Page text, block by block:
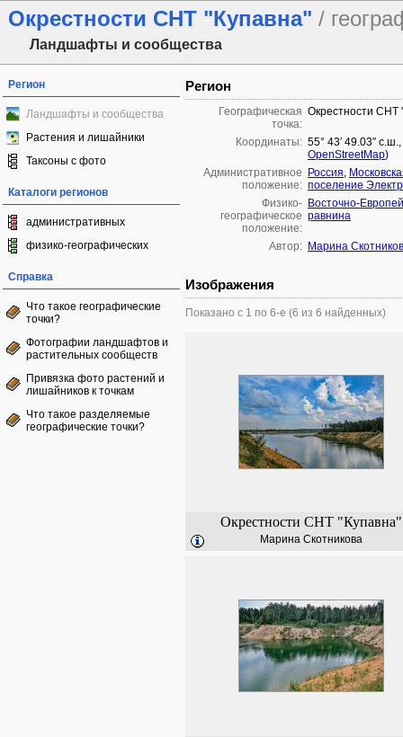
Окрестности СНТ "Купавна" /
Ландшафты и сообщества
Регион
Ландшафты и сообщества
Растения и лишайники
Таксоны с фото
Каталоги регионов
административных
физико-географических
Справка
Что такое географические
точки?
Фотографии ландшафтов и
растительных сообществ
Привязка фото растений и
лишайников к точкам
Что такое разделяемые
географические точки?
Регион
Географическая
точка:
Окрестности СНТ
Координаты: 55° 43′ 49.03″
OpenStreetMap)
Административное
положение:
Россия,
поселение
Физико-
географическое
положение:
Восточно-
равнина
Автор: Марина
Изображения
Показано с 1 по 6-е (6 из 6 найденных)
Окрестности СНТ "Купавна"
Марина Скотникова